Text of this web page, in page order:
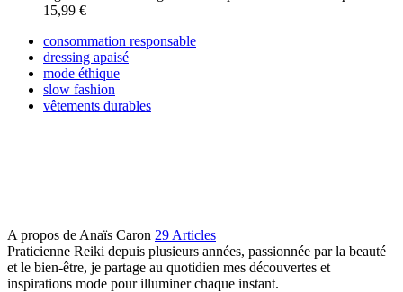
15,99 €
consommation responsable
dressing apaisé
mode éthique
slow fashion
vêtements durables
A propos de Anaïs Caron 29 Articles
Praticienne Reiki depuis plusieurs années, passionnée par la beauté
et le bien-être, je partage au quotidien mes découvertes et
inspirations mode pour illuminer chaque instant.